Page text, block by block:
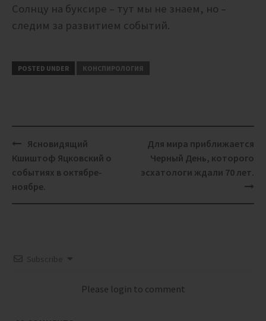
Солнцу на буксире – тут мы не знаем, но –
следим за развитием событий.
POSTED UNDER КОНСПИРОЛОГИЯ
Post
navigation
Ясновидящий
Кшиштоф Яцковский о
событиях в октябре-
ноябре.
Для мира приближается
Черный День, которого
эсхатологи ждали 70 лет.
Please login to comment